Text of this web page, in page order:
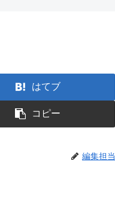
はてブ
コピー
編集担当